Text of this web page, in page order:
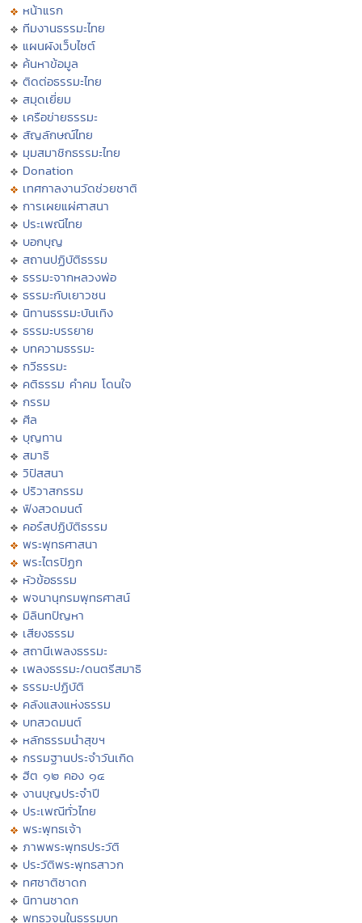
หน้าแรก
ทีมงานธรรมะไทย
แผนผังเว็บไซต์
ค้นหาข้อมูล
ติดต่อธรรมะไทย
สมุดเยี่ยม
เครือข่ายธรรมะ
สัญลักษณ์ไทย
มุมสมาชิกธรรมะไทย
Donation
เทศกาลงานวัดช่วยชาติ
การเผยแผ่ศาสนา
ประเพณีไทย
บอกบุญ
สถานปฏิบัติธรรม
ธรรมะจากหลวงพ่อ
ธรรมะกับเยาวชน
นิทานธรรมะบันเทิง
ธรรมะบรรยาย
บทความธรรมะ
กวีธรรมะ
คติธรรม คำคม โดนใจ
กรรม
ศีล
บุญทาน
สมาธิ
วิปัสสนา
ปริวาสกรรม
ฟังสวดมนต์
คอร์สปฏิบัติธรรม
พระพุทธศาสนา
พระไตรปิฏก
หัวข้อธรรม
พจนานุกรมพุทธศาสน์
มิลินทปัญหา
เสียงธรรม
สถานีเพลงธรรมะ
เพลงธรรมะ/ดนตรีสมาธิ
ธรรมะปฏิบัติ
คลังแสงแห่งธรรม
บทสวดมนต์
หลักธรรมนำสุขฯ
กรรมฐานประจำวันเกิด
ฮีต ๑๒ คอง ๑๔
งานบุญประจำปี
ประเพณีทั่วไทย
พระพุทธเจ้า
ภาพพระพุทธประวัติ
ประวัติพระพุทธสาวก
ทศชาติชาดก
นิทานชาดก
พุทธวจนในธรรมบท